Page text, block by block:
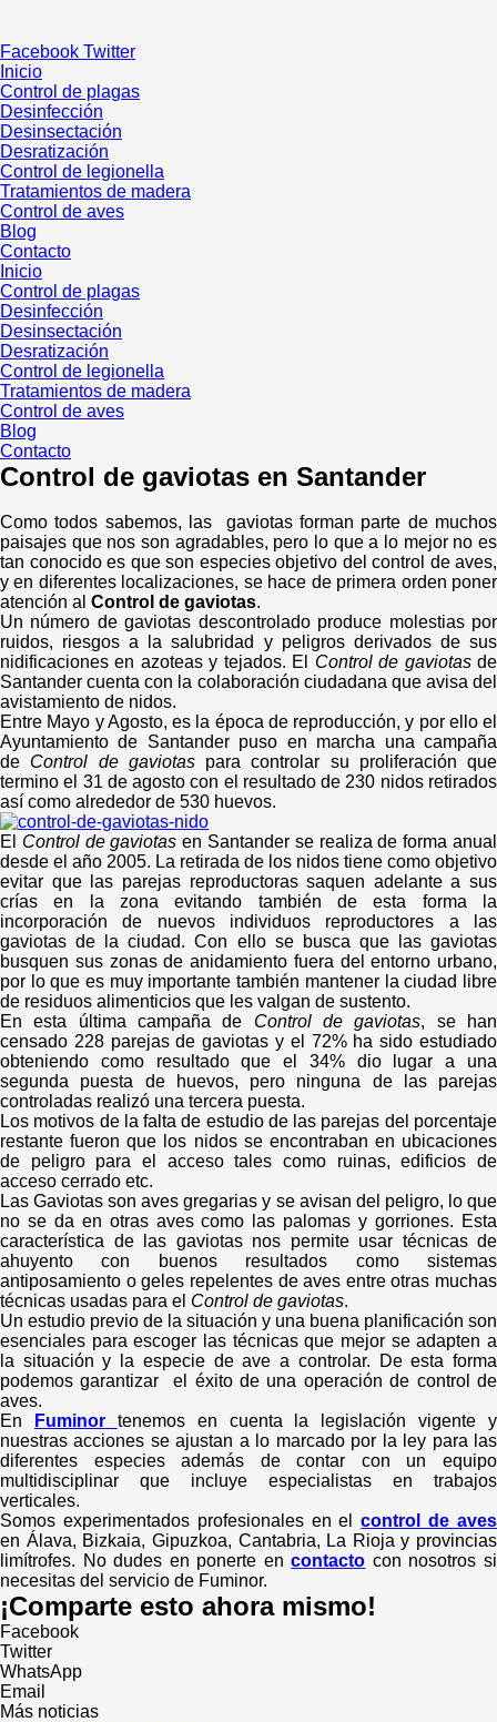
al
contenido
Facebook Twitter
Inicio
Control de plagas
Desinfección
Desinsectación
Desratización
Control de legionella
Tratamientos de madera
Control de aves
Blog
Contacto
Inicio
Control de plagas
Desinfección
Desinsectación
Desratización
Control de legionella
Tratamientos de madera
Control de aves
Blog
Contacto
Control de gaviotas en Santander
Como todos sabemos, las gaviotas forman parte de muchos
paisajes que nos son agradables, pero lo que a lo mejor no es
tan conocido es que son especies objetivo del control de aves,
y en diferentes localizaciones, se hace de primera orden poner
atención al Control de gaviotas.
Un número de gaviotas descontrolado produce molestias por
ruidos, riesgos a la salubridad y peligros derivados de sus
nidificaciones en azoteas y tejados. El Control de gaviotasde
Santander cuenta con la colaboración ciudadana que avisa del
avistamiento de nidos.
Entre Mayo y Agosto, es la época de reproducción, y por ello el
Ayuntamiento de Santander puso en marcha una campaña
de Control de gaviotaspara controlar su proliferación que
termino el 31 de agosto con el resultado de 230 nidos retirados
así como alrededor de 530 huevos.
El Control de gaviotas en Santander se realiza de forma anual
desde el año 2005. La retirada de los nidos tiene como objetivo
evitar que las parejas reproductoras saquen adelante a sus
crías en la zona evitando también de esta forma la
incorporación de nuevos individuos reproductores a las
gaviotas de la ciudad. Con ello se busca que las gaviotas
busquen sus zonas de anidamiento fuera del entorno urbano,
por lo que es muy importante también mantener la ciudad libre
de residuos alimenticios que les valgan de sustento.
En esta última campaña de Control de gaviotas, se han
censado 228 parejas de gaviotas y el 72% ha sido estudiado
obteniendo como resultado que el 34% dio lugar a una
segunda puesta de huevos, pero ninguna de las parejas
controladas realizó una tercera puesta.
Los motivos de la falta de estudio de las parejas del porcentaje
restante fueron que los nidos se encontraban en ubicaciones
de peligro para el acceso tales como ruinas, edificios de
acceso cerrado etc.
Las Gaviotas son aves gregarias y se avisan del peligro, lo que
no se da en otras aves como las palomas y gorriones. Esta
característica de las gaviotas nos permite usar técnicas de
ahuyento con buenos resultados como sistemas
antiposamiento o geles repelentes de aves entre otras muchas
técnicas usadas para el Control de gaviotas.
Un estudio previo de la situación y una buena planificación son
esenciales para escoger las técnicas que mejor se adapten a
la situación y la especie de ave a controlar. De esta forma
podemos garantizar el éxito de una operación de control de
aves.
En
Fuminor
tenemos en cuenta la legislación vigente y
nuestras acciones se ajustan a lo marcado por la ley para las
diferentes especies además de contar con un equipo
multidisciplinar que incluye especialistas en trabajos
verticales.
Somos experimentados profesionales en elcontrol de aves
en Álava, Bizkaia, Gipuzkoa, Cantabria, La Rioja y provincias
limítrofes. No dudes en ponerte encontacto con nosotros si
necesitas del servicio de Fuminor.
¡Comparte esto ahora mismo!
Facebook
Twitter
WhatsApp
Email
Más noticias